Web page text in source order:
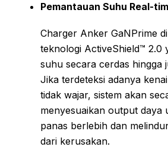
Pemantauan Suhu Real-
Charger Anker GaNPrime
teknologi ActiveShield™ 2.0
suhu secara cerdas hingga
Jika terdeteksi adanya
tidak wajar, sistem akan
menyesuaikan output daya
panas berlebih dan
dari kerusakan.